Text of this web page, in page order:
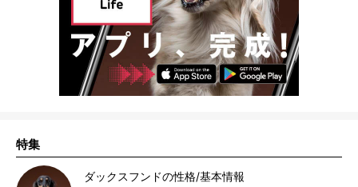
特集
ダックスフンドの性格/基本情報